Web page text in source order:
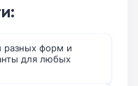
форм и
для любых